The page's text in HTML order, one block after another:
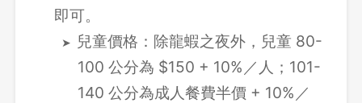
即可。
兒童價格：除龍蝦之夜外，兒童 80-
100 公分為 $150 + 10%／人；101-
140 公分為成人餐費半價 + 10%／